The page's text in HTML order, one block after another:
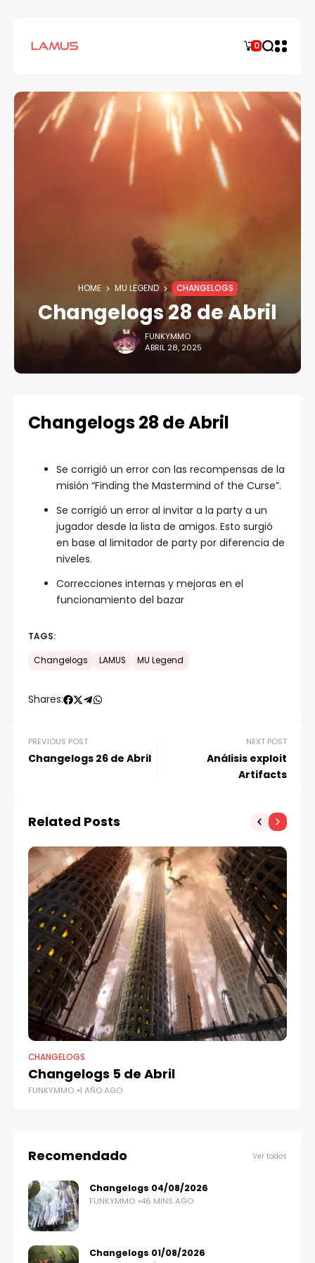
0
HOME MU LEGEND CHANGELOGS
Changelogs 28 de Abril
FUNKYMMO
ABRIL 28, 2025
Changelogs 28 de Abril
Se corrigió un error con las recompensas de la
misión “Finding the Mastermind of the Curse”.
Se corrigió un error al invitar a la party a un
jugador desde la lista de amigos. Esto surgió
en base al limitador de party por diferencia de
niveles.
Correcciones internas y mejoras en el
funcionamiento del bazar
TAGS:
Changelogs LAMUS MU Legend
Shares:
PREVIOUS POST
Changelogs 26 de Abril
NEXT POST
Análisis exploit
Artifacts
Related Posts
CHANGELOGS
Changelogs 5 de Abril
FUNKYMMO 1 AÑO AGO
Recomendado Ver todos
Changelogs 04/08/2026
FUNKYMMO 46 MINS AGO
Changelogs 01/08/2026